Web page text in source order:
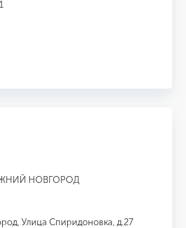
1
НОВГОРОД
Улица Спиридоновка, д.27